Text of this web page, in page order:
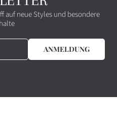
auf neue Styles und besondere
ANMELDUNG